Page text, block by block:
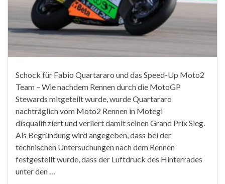
Schock für Fabio Quartararo und das Speed-Up Moto2
Team – Wie nachdem Rennen durch die MotoGP
Stewards mitgeteilt wurde, wurde Quartararo
nachträglich vom Moto2 Rennen in Motegi
disqualifiziert und verliert damit seinen Grand Prix Sieg.
Als Begründung wird angegeben, dass bei der
technischen Untersuchungen nach dem Rennen
festgestellt wurde, dass der Luftdruck des Hinterrades
unter den …